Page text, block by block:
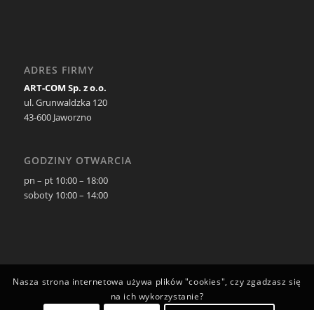
ADRES FIRMY
ART-COM Sp. z o.o.
ul. Grunwaldzka 120
43-600 Jaworzno
GODZINY OTWARCIA
pn – pt 10:00 – 18:00
soboty 10:00 – 14:00
Nasza strona internetowa używa plików "cookies", czy zgadzasz się
na ich wykorzystanie?